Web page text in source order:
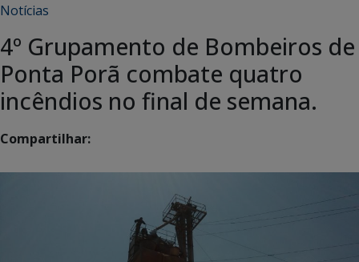
Notícias
4º Grupamento de Bombeiros de
Ponta Porã combate quatro
incêndios no final de semana.
Compartilhar: